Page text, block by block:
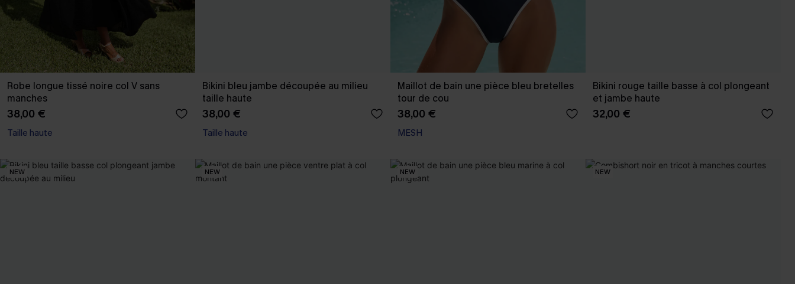
Robe longue tissé noire col V sans
manches
38,00 €
Taille haute
Bikini bleu jambe découpée au milieu
taille haute
38,00 €
Taille haute
Maillot de bain une pièce bleu bretelles
tour de cou
38,00 €
MESH
Bikini rouge taille basse à col plongeant
et jambe haute
32,00 €
NEW NEW NEW NEW